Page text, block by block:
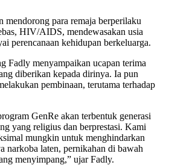
mendorong para remaja berperilaku
HIV/AIDS, mendewasakan usia
perencanaan kehidupan berkeluarga.
Fadly menyampaikan ucapan terima
diberikan kepada dirinya. Ia pun
pembinaan, terutama terhadap
GenRe akan terbentuk generasi
yang religius dan berprestasi. Kami
mungkin untuk menghindarkan
narkoba laten, pernikahan di bawah
menyimpang,” ujar Fadly.